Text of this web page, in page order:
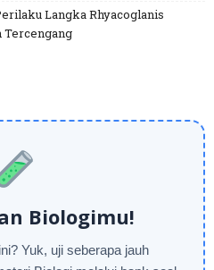
Langka Rhyacoglanis
Biologimu!
Yuk, uji seberapa jauh